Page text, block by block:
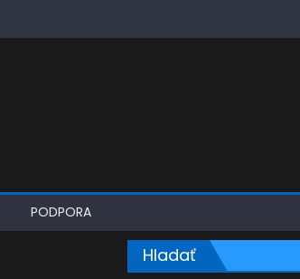
PODPORA
Hladať